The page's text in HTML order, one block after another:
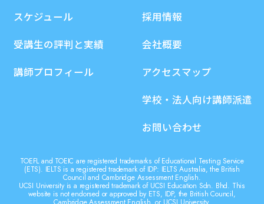
スケジュール
受講生の評判と実績
講師プロフィール
採用情報
会社概要
アクセスマップ
学校・法人向け講師派遣
お問い合わせ
TOEFL and TOEIC are registered trademarks of Educational Testing Service
(ETS). IELTS is a registered trademark of IDP: IELTS Australia, the British
Council and Cambridge Assessment English.
UCSI University is a registered trademark of UCSI Education Sdn. Bhd. This
website is not endorsed or approved by ETS, IDP, the British Council,